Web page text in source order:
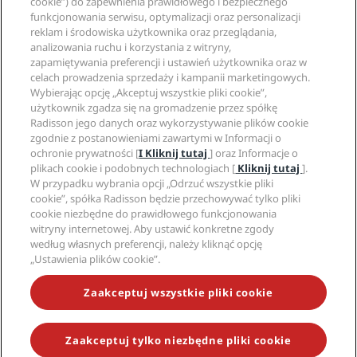
Cele podróży
Nowe i zapowiadane hotele
Aplikacja Radisson Hotels
Hotele z certyfikatem Sports Approved
Hotele przyjazne dla rodzin
Zdrowie i bezpieczeństwo
Agencje turystyczne
Radisson Hotel Group
Media
Kariery w RHG
Kariery w PPHE
Kariera EHL
The Club by RHG
Współpraca
Odpowiedzialny biznes
Zaopatrzenie
Informacje prawne
Centrum prywatności
Informacje prawne
Regulamin Radisson Rewards
Umowa dotycząca korzystania z witryny
Dostępność cyfrowa
Oświadczenie dotyczące współczesnego niewolnictwa
Pomoc
Ostrzeżenia dla klientów
Kontakt
Najczęściej zadawane pytania
Mapa witryny
Media społecznościowe
Marki Radisson Hotels
NIE PRZEGAP NAJCIEKAWSZYCH OFERT
© 2026 Radisson Hotel Group.Wszelkie prawa zastrzeżone. RHG
funkcjonowania serwisu, optymalizacji oraz personalizacji
reklam i środowiska użytkownika oraz przeglądania,
analizowania ruchu i korzystania z witryny,
zapamiętywania preferencji i ustawień użytkownika oraz w
celach prowadzenia sprzedaży i kampanii marketingowych.
Wybierając opcję „Akceptuj wszystkie pliki cookie”,
użytkownik zgadza się na gromadzenie przez spółkę
Radisson jego danych oraz wykorzystywanie plików cookie
zgodnie z postanowieniami zawartymi w Informacji o
ochronie prywatności [I Kliknij tutaj] oraz Informacje o
plikach cookie i podobnych technologiach [ Kliknij tutaj].
W przypadku wybrania opcji „Odrzuć wszystkie pliki
cookie”, spółka Radisson będzie przechowywać tylko pliki
cookie niezbędne do prawidłowego funkcjonowania
witryny internetowej. Aby ustawić konkretne zgody
według własnych preferencji, należy kliknąć opcję
„Ustawienia plików cookie”.
Zaakceptuj wszystkie pliki cookie
Zaakceptuj tylko niezbędne pliki cookie